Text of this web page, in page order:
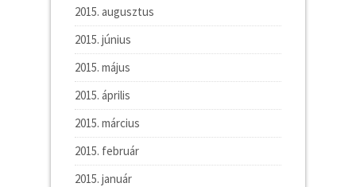
2015. augusztus
2015. június
2015. május
2015. április
2015. március
2015. február
2015. január